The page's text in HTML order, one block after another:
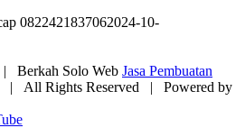
0822421837062024-10-
Berkah Solo Web Jasa Pembuatan
| All Rights Reserved | Powered by